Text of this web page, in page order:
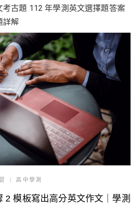
古題 112 年學測英文選擇題答案
詳解
高中學測
2 模板寫出高分英文作文｜學測